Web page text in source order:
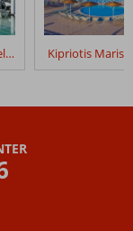
Pelagos Suites Hotel & Spa Kipriotis Maris